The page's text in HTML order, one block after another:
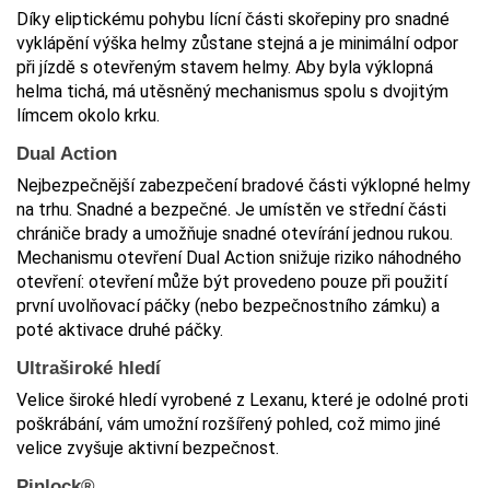
Díky eliptickému pohybu lícní části skořepiny pro snadné
vyklápění výška helmy zůstane stejná a je minimální odpor
při jízdě s otevřeným stavem helmy. Aby byla výklopná
helma tichá, má utěsněný mechanismus spolu s dvojitým
límcem okolo krku.
Dual Action
Nejbezpečnější zabezpečení bradové části výklopné helmy
na trhu. Snadné a bezpečné. Je umístěn ve střední části
chrániče brady a umožňuje snadné otevírání jednou rukou.
Mechanismu otevření Dual Action snižuje riziko náhodného
otevření: otevření může být provedeno pouze při použití
první uvolňovací páčky (nebo bezpečnostního zámku) a
poté aktivace druhé páčky.
Ultraširoké hledí
Velice široké hledí vyrobené z Lexanu, které je odolné proti
poškrábání, vám umožní rozšířený pohled, což mimo jiné
velice zvyšuje aktivní bezpečnost.